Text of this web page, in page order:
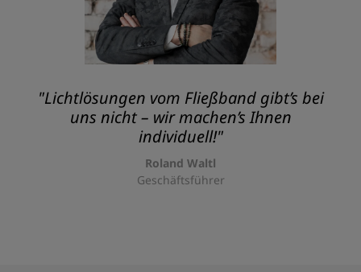
"Lichtlösungen vom Fließband gibt’s bei
uns nicht – wir machen’s Ihnen
individuell!"
Roland Waltl
Geschäftsführer